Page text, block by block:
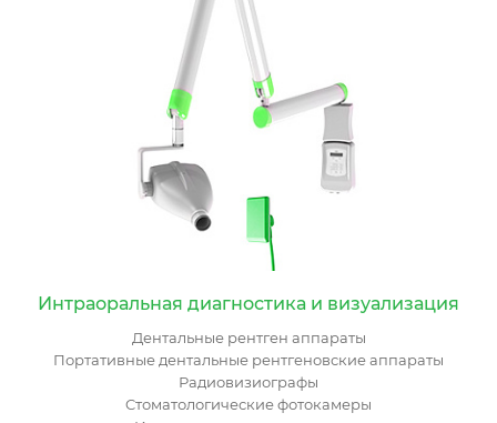
Интраоральная диагностика и визуализация
Дентальные рентген аппараты
Портативные дентальные рентгеновские аппараты
Радиовизиографы
Cтоматологические фотокамеры